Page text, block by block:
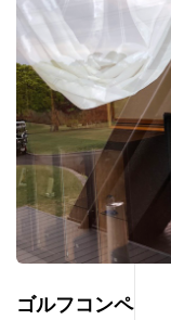
ゴルフコンペ